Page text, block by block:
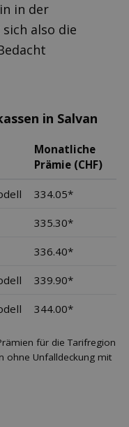
in der
also die
in Salvan
Monatliche
Prämie (CHF)
334.05*
335.30*
336.40*
339.90*
344.00*
für die Tarifregion
ohne Unfalldeckung mit